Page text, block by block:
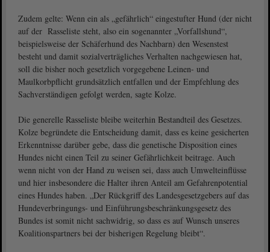
Zudem gelte: Wenn ein als „gefährlich“ eingestufter Hund (der nicht
auf der Rasseliste steht, also ein sogenannter „Vorfallshund“,
beispielsweise der Schäferhund des Nachbarn) den Wesenstest
besteht und damit sozialverträgliches Verhalten nachgewiesen hat,
soll die bisher noch gesetzlich vorgegebene Leinen- und
Maulkorbpflicht grundsätzlich entfallen und der Empfehlung des
Sachverständigen gefolgt werden, sagte Kolze.
Die generelle Rasseliste bleibe weiterhin Bestandteil des Gesetzes.
Kolze begründete die Entscheidung damit, dass es keine gesicherten
Erkenntnisse darüber gebe, dass die genetische Disposition eines
Hundes nicht einen Teil zu seiner Gefährlichkeit beitrage. Auch
wenn nicht von der Hand zu weisen sei, dass auch Umwelteinflüsse
und hier insbesondere die Halter ihren Anteil am Gefahrenpotential
eines Hundes haben. „Der Rückgriff des Landesgesetzgebers auf das
Hundeverbringungs- und Einführungsbeschränkungsgesetz des
Bundes ist somit nicht sachwidrig, so dass es auf Wunsch unseres
Koalitionspartners bei der bisherigen Regelung bleibt“.